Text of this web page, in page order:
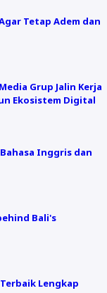
Tetap Adem dan
Grup Jalin Kerja
Ekosistem Digital
Inggris dan
Bali's
Lengkap